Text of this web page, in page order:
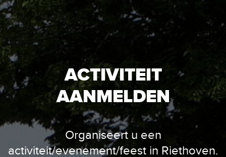
ACTIVITEIT
AANMELDEN
Organiseert u een
activiteit/evenement/feest in Riethoven.